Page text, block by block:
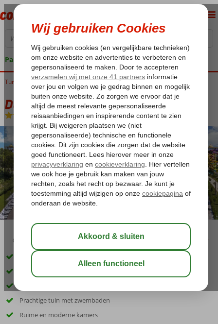
Pakketgarantie
Home
Turkije Turkse Riviera Antalya Lara Delphin BE Grand Resort
Delphin BE Grand Resort
Ultra All Inclusive-Hotel
03:45 aug 33°C
Luxe 5 sterren hotel direct aan privé strand
Ideaal familiehotel; pret voor het hele gezin
Prachtige tuin met zwembaden
Ruime en moderne kamers